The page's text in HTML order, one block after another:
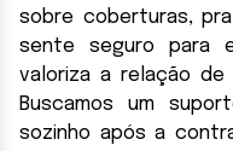
sobre coberturas,
sente seguro para
valoriza a relação
Buscamos um
sozinho após a